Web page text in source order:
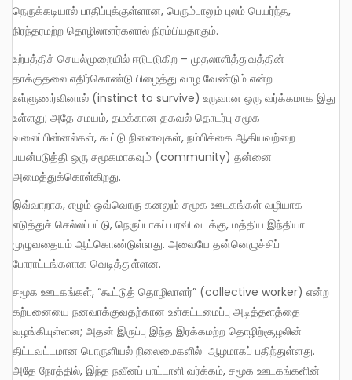
நெருக்கடியால் பாதிப்புக்குள்ளான, பெரும்பாலும் புலம் பெயர்ந்த,
நிரந்தரமற்ற தொழிலாளர்களால் நிரம்பியதாகும்.
உற்பத்திச் செயல்முறையில் ஈடுபடுகிற – முதலாளித்துவத்தின்
தாக்குதலை எதிர்கொண்டு பிழைத்து வாழ வேண்டும் என்ற
உள்ளுணர்வினால் (instinct to survive) உருவான ஒரு வர்க்கமாக இது
உள்ளது; அதே சமயம், தமக்கான தகவல் தொடர்பு சமூக
வலைப்பின்னல்கள், கூட்டு நினைவுகள், நம்பிக்கை ஆகியவற்றை
பயன்படுத்தி ஒரு சமூகமாகவும் (community) தன்னை
அமைத்துக்கொள்கிறது.
இவ்வாறாக, எழும் ஒவ்வொரு கனலும் சமூக ஊடகங்கள் வழியாக
எடுத்துச் செல்லப்பட்டு, நெருப்பாகப் பரவி வடக்கு, மத்திய இந்தியா
முழுவதையும் ஆட்கொண்டுள்ளது. அவையே தன்னெழுச்சிப்
போராட்டங்களாக வெடித்துள்ளன.
சமூக ஊடகங்கள், “கூட்டுத் தொழிலாளர்” (collective worker) என்ற
கற்பனையை நனவாக்குவதற்கான உள்கட்டமைப்பு அடித்தளத்தை
வழங்கியுள்ளன; அதன் இருப்பு இந்த இரக்கமற்ற தொழிற்சூழலின்
திட்டவட்டமான பொருளியல் நிலைமைகளில் ஆழமாகப் பதிந்துள்ளது.
அதே நேரத்தில், இந்த நவீனப் பாட்டாளி வர்க்கம், சமூக ஊடகங்களின்